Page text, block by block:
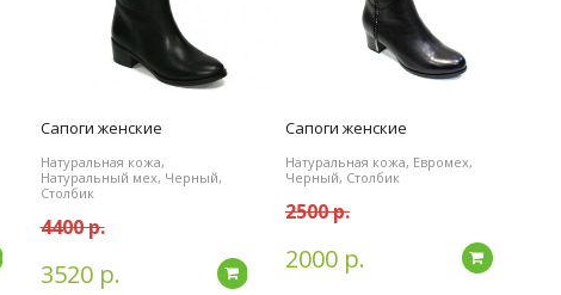
Подробнее
Сапоги женские
Натуральная кожа,
Натуральный мех, Черный,
Столбик
4400 р.
3520 р. Подробнее
Сапоги женские
Натуральная кожа, Евромех,
Черный, Столбик
2500 р.
2000 р.